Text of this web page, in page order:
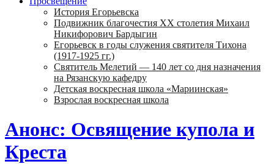
История Егорьевска
Подвижник благочестия ХХ столетия Михаил
Никифорович Бардыгин
Егорьевск в годы служения святителя Тихона
(1917-1925 гг.)
Святитель Мелетий — 140 лет со дня назначения
на Рязанскую кафедру
Детская воскресная школа «Мариинская»
Взрослая воскресная школа
Анонс: Освящение купола и
Креста